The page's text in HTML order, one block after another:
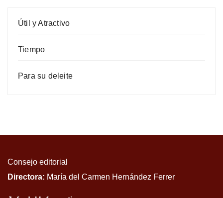
Útil y Atractivo
Tiempo
Para su deleite
Consejo editorial
Directora: María del Carmen Hernández Ferrer